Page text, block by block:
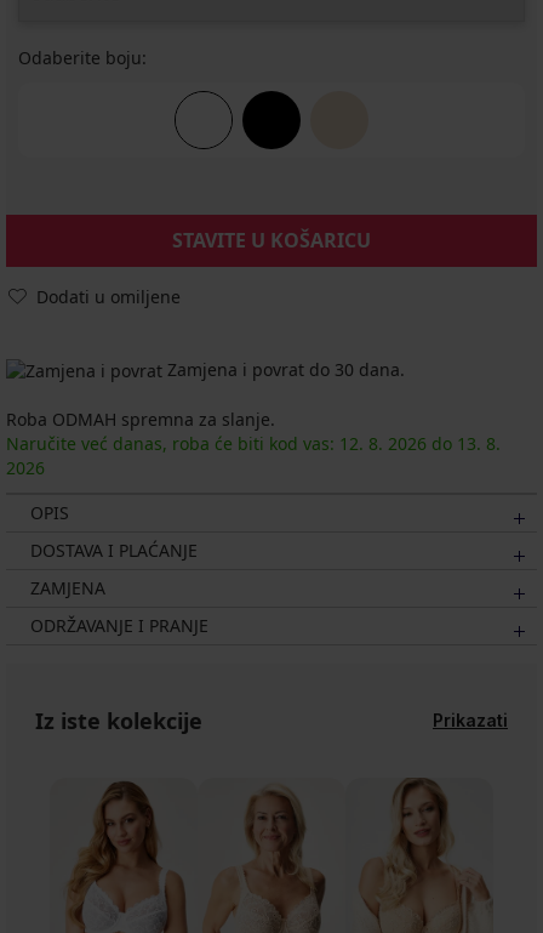
Odaberite boju:
STAVITE U KOŠARICU
Dodati u omiljene
Zamjena i povrat do 30 dana.
Roba ODMAH spremna za slanje.
Naručite već danas, roba će biti kod vas: 12. 8. 2026 do 13. 8.
2026
OPIS
DOSTAVA I PLAĆANJE
ZAMJENA
ODRŽAVANJE I PRANJE
Iz iste kolekcije Prikazati